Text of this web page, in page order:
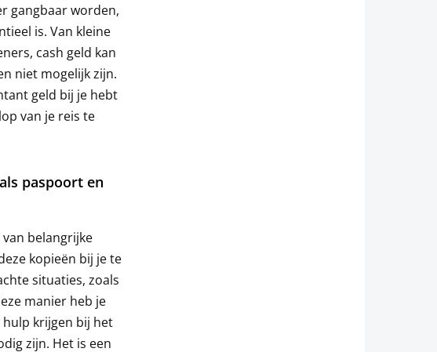
gangbaar worden,
is. Van kleine
cash geld kan
niet mogelijk zijn.
geld bij je hebt
van je reis te
paspoort en
belangrijke
kopieën bij je te
situaties, zoals
manier heb je
hulp krijgen bij het
zijn. Het is een